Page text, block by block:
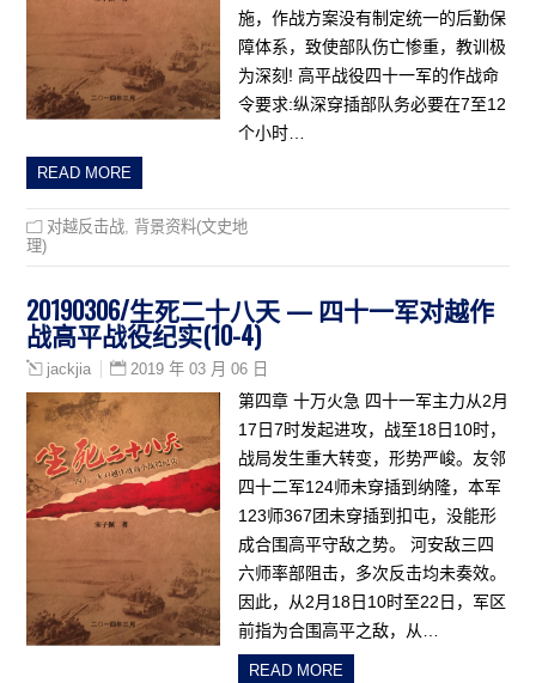
施，作战方案没有制定统一的后勤保
障体系，致使部队伤亡惨重，教训极
为深刻! 高平战役四十一军的作战命
令要求:纵深穿插部队务必要在7至12
个小时…
READ MORE
对越反击战 背景资料(文史地
理)
20190306/生死二十八天 — 四十一军对越作
战高平战役纪实(10-4)
jackjia 2019 年 03 月 06 日
第四章 十万火急 四十一军主力从2月
17日7时发起进攻，战至18日10时，
战局发生重大转变，形势严峻。友邻
四十二军124师未穿插到纳隆，本军
123师367团未穿插到扣屯，没能形
成合围高平守敌之势。 河安敌三四
六师率部阻击，多次反击均未奏效。
因此，从2月18日10时至22日，军区
前指为合围高平之敌，从…
READ MORE